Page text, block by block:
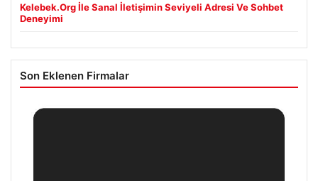
Kelebek.Org İle Sanal İletişimin Seviyeli Adresi Ve Sohbet
Deneyimi
Son Eklenen Firmalar